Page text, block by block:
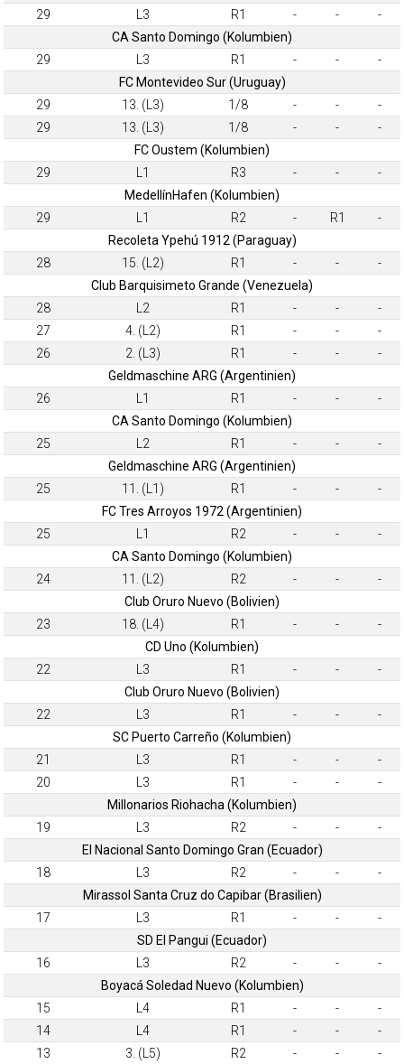
29
L3 R1 - -
-
CA Santo Domingo (Kolumbien)
29
L3 R1 - -
-
FC Montevideo Sur (Uruguay)
29
13. (L3) 1/8 - -
-
29
13. (L3) 1/8 - -
-
FC Oustem (Kolumbien)
29
L1 R3 - -
-
MedellínHafen (Kolumbien)
29
L1 R2 - R1
-
Recoleta Ypehú 1912 (Paraguay)
28
15. (L2) R1 - -
-
Club Barquisimeto Grande (Venezuela)
28
L2 R1 - -
-
27
4. (L2) R1 - -
-
26
2. (L3) R1 - -
-
Geldmaschine ARG (Argentinien)
26
L1 R1 - -
-
CA Santo Domingo (Kolumbien)
25
L2 R1 - -
-
Geldmaschine ARG (Argentinien)
25
11. (L1) R1 - -
-
FC Tres Arroyos 1972 (Argentinien)
25
L1 R2 - -
-
CA Santo Domingo (Kolumbien)
24
11. (L2) R2 - -
-
Club Oruro Nuevo (Bolivien)
23
18. (L4) R1 - -
-
CD Uno (Kolumbien)
22
L3 R1 - -
-
Club Oruro Nuevo (Bolivien)
22
L3 R1 - -
-
SC Puerto Carreño (Kolumbien)
21
L3 R1 - -
-
20
L3 R1 - -
-
Millonarios Riohacha (Kolumbien)
19
L3 R2 - -
-
El Nacional Santo Domingo Gran (Ecuador)
18
L3 R2 - -
-
Mirassol Santa Cruz do Capibar (Brasilien)
17
L3 R1 - -
-
SD El Pangui (Ecuador)
16
L3 R2 - -
-
Boyacá Soledad Nuevo (Kolumbien)
15
L4 R1 - -
-
14
L4 R1 - -
-
13
3. (L5) R2 - -
-